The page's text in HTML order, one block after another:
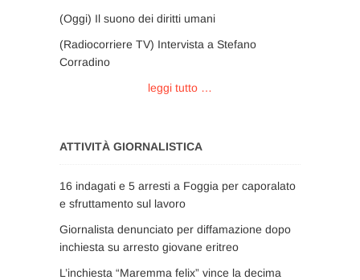
(Oggi) Il suono dei diritti umani
(Radiocorriere TV) Intervista a Stefano
Corradino
leggi tutto …
ATTIVITÀ GIORNALISTICA
16 indagati e 5 arresti a Foggia per caporalato
e sfruttamento sul lavoro
Giornalista denunciato per diffamazione dopo
inchiesta su arresto giovane eritreo
L’inchiesta “Maremma felix” vince la decima